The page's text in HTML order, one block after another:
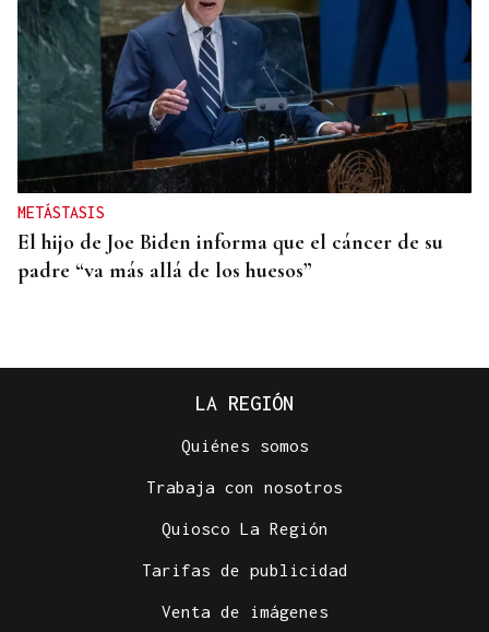
METÁSTASIS
El hijo de Joe Biden informa que el cáncer de su
padre “va más allá de los huesos”
El incendio de un colchón en Sada obliga a
LA REGIÓN
Quiénes somos
Trabaja con nosotros
Quiosco La Región
Tarifas de publicidad
Venta de imágenes